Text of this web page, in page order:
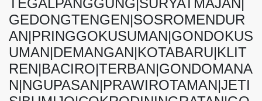
TEGALPANGGUNG|SURYATMAJAN|
GEDONGTENGEN|SOSROMENDUR
AN|PRINGGOKUSUMAN|GONDOKUS
UMAN|DEMANGAN|KOTABARU|KLIT
REN|BACIRO|TERBAN|GONDOMANA
N|NGUPASAN|PRAWIROTAMAN|JETI